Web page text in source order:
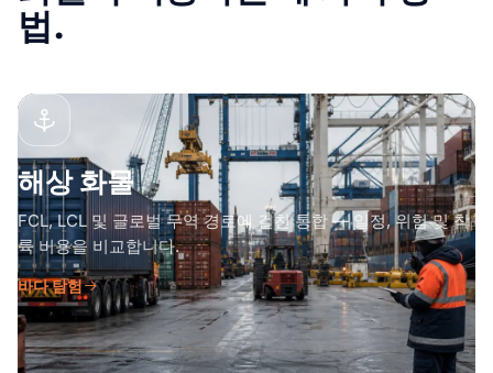
법.
해상 화물
FCL, LCL 및 글로벌 무역 경로에 걸친 통합 — 일정, 위험 및 착
륙 비용을 비교합니다.
바다 탐험